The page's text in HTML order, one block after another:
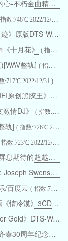
精选》[WAV CUE]
数:748℃ 2022/12/31 )
WAV分轨/百度云
十月花》 ( 指数:741℃ 2022/12/31 )
整轨] ( 指数:848℃ 2022/12/31 )
:717℃ 2022/12/31 )
WAV分轨/百度云
情DJ》 ( 指数:677℃ 2022/12/31 )
轨] ( 指数:726℃ 2022/12/31 )
数:723℃ 2022/12/31 )
5.1声道NRG/百度云
(Linn.2003) SACD-DSD-DFF
/百度云 ( 指数:756℃ 2022/12/31 )
情冷漠》3CD ( 指
》DTS-WAV分轨
》UPDTS-WAV分轨